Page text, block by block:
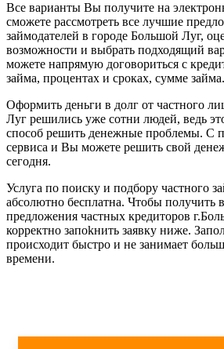
Все варианты Вы получите на
сможете рассмотреть все лучшие
займодателей в городе Большой Луг,
возможности и выбрать подходящий
можете напрямую договориться с
займа, процентах и сроках, сумме займа.
Оформить деньги в долг от частного
Луг решились уже сотни людей, ведь
способ решить денежные проблемы. С
сервиса и Вы можете решить свой
сегодня.
Услуга по поиску и подбору частного
абсолютно бесплатна. Чтобы получить
предложения частных кредиторов
корректно запоkнить заявку ниже.
происходит быстро и не занимает
времени.